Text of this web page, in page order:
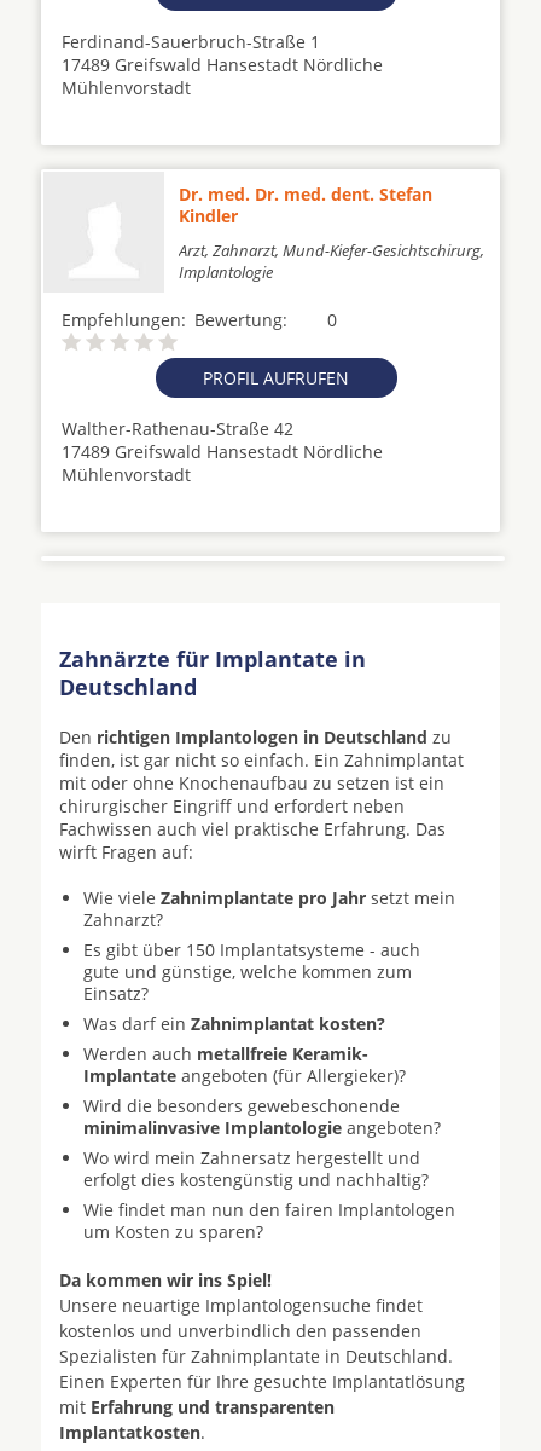
Ferdinand-Sauerbruch-Straße 1
17489 Greifswald Hansestadt Nördliche
Mühlenvorstadt
Dr. med. Dr. med. dent. Stefan
Kindler
Arzt, Zahnarzt, Mund-Kiefer-Gesichtschirurg,
Implantologie
Empfehlungen: 0
Bewertung:
PROFIL AUFRUFEN
Walther-Rathenau-Straße 42
17489 Greifswald Hansestadt Nördliche
Mühlenvorstadt
Zahnärzte für Implantate in
Deutschland
Den richtigen Implantologen in Deutschland zu
finden, ist gar nicht so einfach. Ein Zahnimplantat
mit oder ohne Knochenaufbau zu setzen ist ein
chirurgischer Eingriff und erfordert neben
Fachwissen auch viel praktische Erfahrung. Das
wirft Fragen auf:
Wie viele Zahnimplantate pro Jahr setzt mein
Zahnarzt?
Es gibt über 150 Implantatsysteme - auch
gute und günstige, welche kommen zum
Einsatz?
Was darf ein Zahnimplantat kosten?
Werden auch metallfreie Keramik-
Implantate angeboten (für Allergieker)?
Wird die besonders gewebeschonende
minimalinvasive Implantologie angeboten?
Wo wird mein Zahnersatz hergestellt und
erfolgt dies kostengünstig und nachhaltig?
Wie findet man nun den fairen Implantologen
um Kosten zu sparen?
Da kommen wir ins Spiel!
Unsere neuartige Implantologensuche findet
kostenlos und unverbindlich den passenden
Spezialisten für Zahnimplantate in Deutschland.
Einen Experten für Ihre gesuchte Implantatlösung
mit Erfahrung und transparenten
Implantatkosten.